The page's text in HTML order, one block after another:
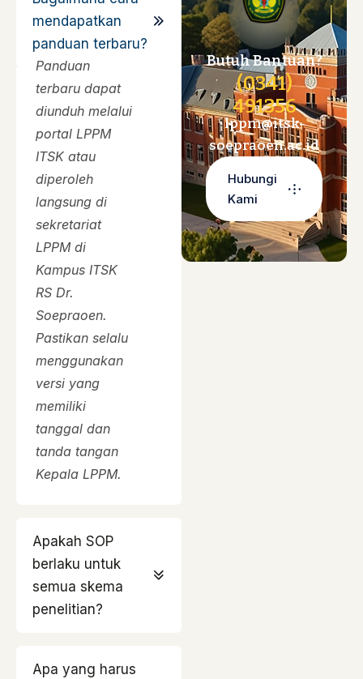
mendapatkan
panduan terbaru?
Panduan
terbaru dapat
diunduh melalui
portal LPPM
ITSK atau
diperoleh
langsung di
sekretariat
LPPM di
Kampus ITSK
RS Dr.
Soepraoen.
Pastikan selalu
menggunakan
versi yang
memiliki
tanggal dan
tanda tangan
Kepala LPPM.
Apakah SOP
berlaku untuk
semua skema
penelitian?
Apa yang harus
Butuh Bantuan?
(0341)
491356
lppm@itsk-
soepraoen.ac.id
Hubungi
Kami